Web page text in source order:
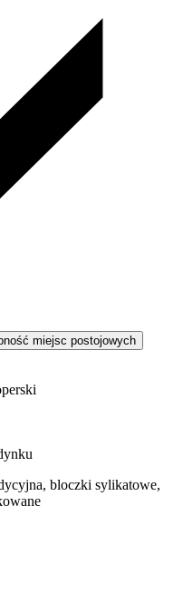
miejsc postojowych
bloczki sylikatowe,